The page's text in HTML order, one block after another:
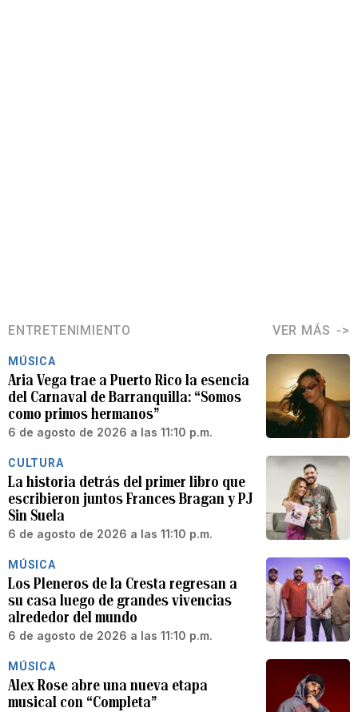
ENTRETENIMIENTO VER MÁS
MÚSICA
Aria Vega trae a Puerto Rico la esencia
del Carnaval de Barranquilla: “Somos
como primos hermanos”
6 de agosto de 2026 a las 11:10 p.m.
CULTURA
La historia detrás del primer libro que
escribieron juntos Frances Bragan y PJ
Sin Suela
6 de agosto de 2026 a las 11:10 p.m.
MÚSICA
Los Pleneros de la Cresta regresan a
su casa luego de grandes vivencias
alrededor del mundo
6 de agosto de 2026 a las 11:10 p.m.
MÚSICA
Alex Rose abre una nueva etapa
musical con “Completa”